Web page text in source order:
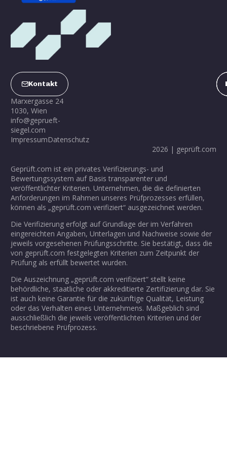
Geprüft.com ist ein privates Verifizierungs- und
Bewertungssystem auf Basis transparenter und
veröffentlichter Kriterien. Unternehmen, die die definierten
Anforderungen im Rahmen unseres Prüfprozesses erfüllen,
können als „geprüft.com verifiziert“ ausgezeichnet werden.
Die Verifizierung erfolgt auf Grundlage der im Verfahren
eingereichten Angaben, Unterlagen und Nachweise sowie der
jeweils vorgesehenen Prüfungsschritte. Sie bestätigt, dass die
von geprüft.com festgelegten Kriterien zum Zeitpunkt der
Prüfung als erfüllt bewertet wurden.
Die Auszeichnung „geprüft.com verifiziert“ stellt keine
behördliche, staatliche oder akkreditierte Zertifizierung dar. Sie
ist auch keine Garantie für die zukünftige Qualität, Leistung
oder das Verhalten eines Unternehmens. Maßgeblich sind
ausschließlich die jeweils veröffentlichten Kriterien und der
beschriebene Prüfprozess.
Kontakt
Marxergasse 24
1030, Wien
info@geprueft-
siegel.com
ImpressumDatenschutz
2026 | geprüft.com